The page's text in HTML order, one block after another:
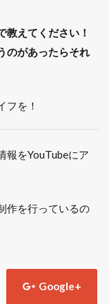
教えてください！
のがあったらそれ
フを！
報をYouTubeにア
作を行っているの